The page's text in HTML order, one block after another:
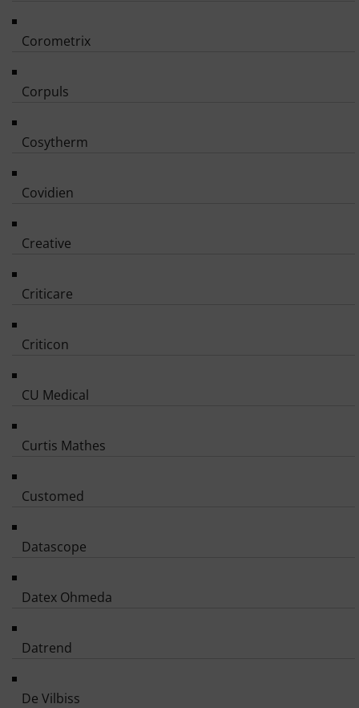
Corometrix
Corpuls
Cosytherm
Covidien
Creative
Criticare
Criticon
CU Medical
Curtis Mathes
Customed
Datascope
Datex Ohmeda
Datrend
De Vilbiss